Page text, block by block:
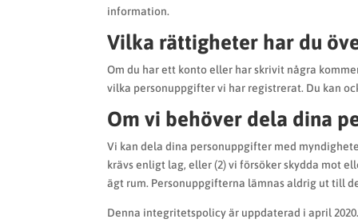
information.
Vilka rättigheter har du
Om du har ett konto eller har skrivit några
vilka personuppgifter vi har registrerat. Du kan
Om vi behöver dela dina
Vi kan dela dina personuppgifter med
krävs enligt lag, eller (2) vi försöker skydda mot
ägt rum. Personuppgifterna lämnas aldrig ut till
Denna integritetspolicy är uppdaterad i april